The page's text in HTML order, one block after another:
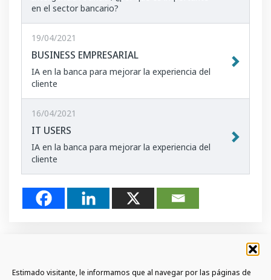
Estimado visitante, le informamos que al navegar por las páginas de
en el sector bancario?
19/04/2021
BUSINESS EMPRESARIAL
IA en la banca para mejorar la experiencia del
cliente
16/04/2021
IT USERS
IA en la banca para mejorar la experiencia del
cliente